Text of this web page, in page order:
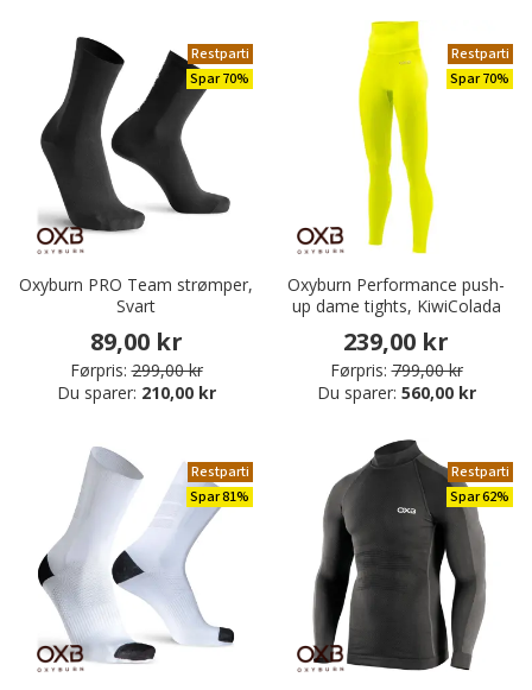
Restparti
Spar 70%
Oxyburn PRO Team strømper,
Svart
89,00 kr
Førpris: 299,00 kr
Du sparer: 210,00 kr
Restparti
Spar 70%
Oxyburn Performance push-
up dame tights, KiwiColada
239,00 kr
Førpris: 799,00 kr
Du sparer: 560,00 kr
Restparti
Spar 81%
Restparti
Spar 62%